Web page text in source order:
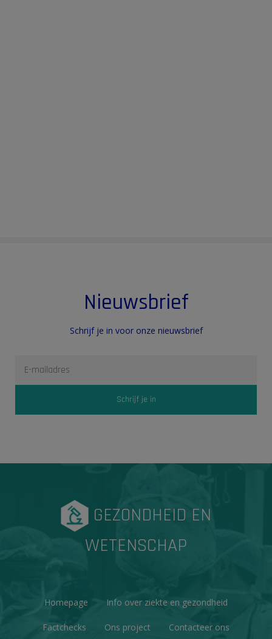
Nieuwsbrief
Schrijf je in voor onze nieuwsbrief
GEZONDHEID EN
WETENSCHAP
Homepage Info over ziekte en gezondheid
Factchecks Ons project Contacteer ons